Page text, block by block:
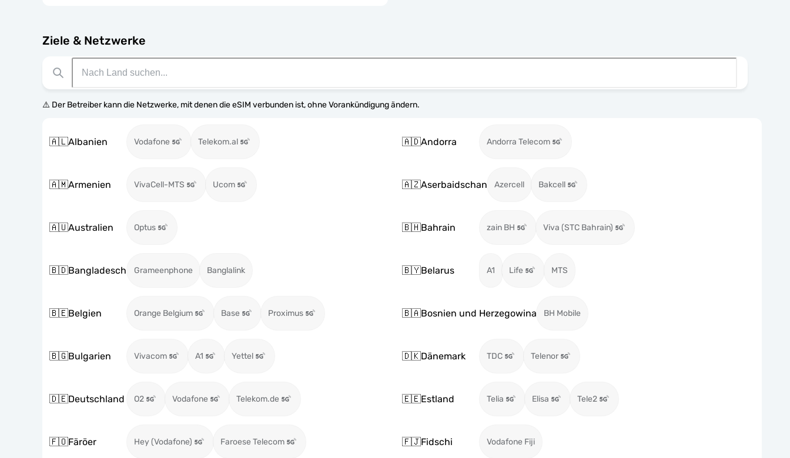
Ziele & Netzwerke
⚠️ Der Betreiber kann die Netzwerke, mit denen die eSIM verbunden ist, ohne Vorankündigung ändern.
🇦🇱Albanien Vodafone Telekom.al 🇦🇩Andorra Andorra Telecom
🇦🇲Armenien VivaCell-MTS Ucom 🇦🇿Aserbaidschan Azercell Bakcell
🇦🇺Australien Optus 🇧🇭Bahrain zain BH Viva (STC Bahrain)
🇧🇩Bangladesch Grameenphone Banglalink 🇧🇾Belarus A1 Life MTS
🇧🇪Belgien Orange Belgium Base Proximus 🇧🇦Bosnien und Herzegowina BH Mobile
🇧🇬Bulgarien Vivacom A1 Yettel 🇩🇰Dänemark TDC Telenor
🇩🇪Deutschland O2 Vodafone Telekom.de 🇪🇪Estland Telia Elisa Tele2
🇫🇴Färöer Hey (Vodafone) Faroese Telecom 🇫🇯Fidschi Vodafone Fiji